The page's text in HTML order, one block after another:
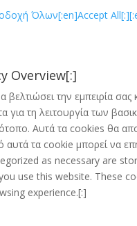
Όλων[:en]Accept All[:]
Overview[:]
βελτιώσει την εμπειρία
για τη λειτουργία των
Αυτά τα cookies θα
τα cookie μπορεί να
as necessary are
use this website.
experience.[:]